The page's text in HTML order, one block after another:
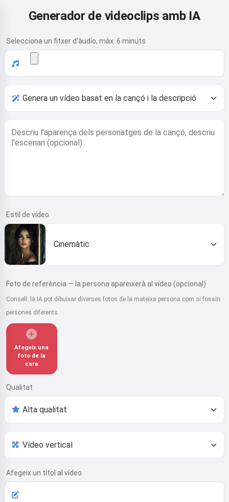
Generador de videoclips amb IA
Selecciona un fitxer d'àudio, màx. 6 minuts
Estil de vídeo
Cinemàtic
Foto de referència — la persona apareixerà al vídeo (opcional)
Consell: la IA pot dibuixar diverses fotos de la mateixa persona com si fossin
persones diferents.
Afegeix una
foto de la
cara
Qualitat
Afegeix un títol al vídeo